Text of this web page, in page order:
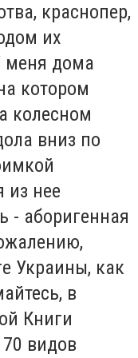
краснопер,
их
меня дома
котором
колесном
вниз по
из нее
- аборигенная
Украины, как
в
Книги
видов